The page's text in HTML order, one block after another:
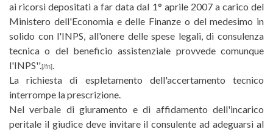
ai ricorsi depositati a far data dal 1° aprile 2007 a carico del
Ministero dell'Economia e delle Finanze o del medesimo in
solido con l'INPS, all'onere delle spese legali, di consulenza
tecnica o del beneficio assistenziale provvede comunque
l'INPS''.[/fn].
La richiesta di espletamento dell'accertamento tecnico
interrompe la prescrizione.
Nel verbale di giuramento e di affidamento dell'incarico
peritale il giudice deve invitare il consulente ad adeguarsi al